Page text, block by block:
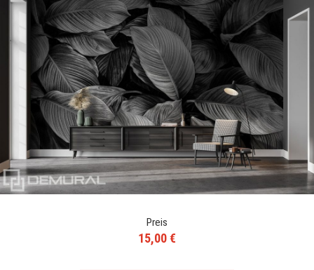
Preis
15,00 €